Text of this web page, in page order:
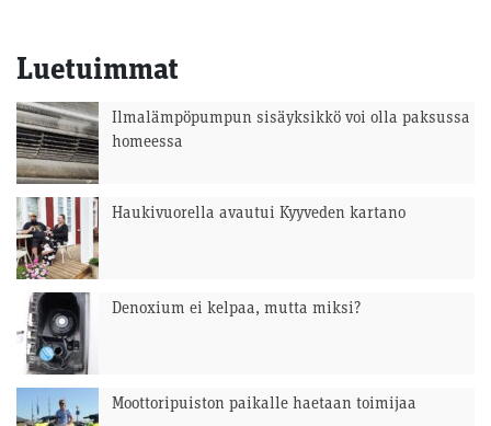
Luetuimmat
Ilmalämpöpumpun sisäyksikkö voi olla paksussa
homeessa
Haukivuorella avautui Kyyveden kartano
Denoxium ei kelpaa, mutta miksi?
Moottoripuiston paikalle haetaan toimijaa